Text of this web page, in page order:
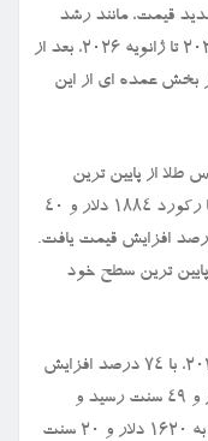
قیمت، مانند رشد
۲۴۵ درصدی قیمت اونس طلا از سپتامبر ۲۰۲۲ تا ژانویه ۲۰۲۶، بعد از
بخش عمده ای از این
طلا از پایین ترین
سطح ۶۹۷ دلار و ۴۵ سنت در اکتبر ۲۰۰۸ تا رکورد ۱۸۸۴ دلار و ۴۰
سپتامبر ۲۰۱۱، این فلز زرد ۱۷۰ درصد افزایش قیمت یافت.
کاهش، به پایین ترین سطح خود
اونس طلا از آن پایین ترین سطح، تا اوت ۲۰۲۰، با ۷۴ درصد افزایش
قیمت به بالاترین سطح خود یعنی ۲۰۷۲ دلار و ۴۹ سنت رسید و
سپس تا سپتامبر ۲۰۲۲، با ۲۲ درصد کاهش، به ۱۶۲۰ دلار و ۲۰ سنت